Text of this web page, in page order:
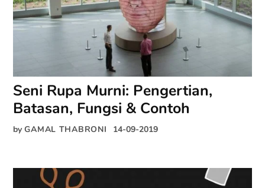
Seni Rupa Murni: Pengertian,
Batasan, Fungsi & Contoh
by GAMAL THABRONI 14-09-2019